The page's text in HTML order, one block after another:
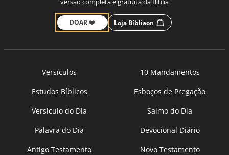
DOAR ❤️ Loja Bíbliaon
Versículos
10 Mandamentos
Estudos Bíblicos
Esboços de Pregação
Versículo do Dia
Salmo do Dia
Palavra do Dia
Devocional Diário
Antigo Testamento
Novo Testamento